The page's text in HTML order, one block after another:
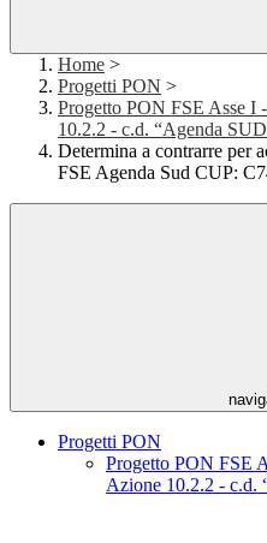
Home >
Progetti PON >
Progetto PON FSE Asse
10.2.2 - c.d. “Agenda
Determina a contrarre per
FSE Agenda Sud CUP:
Progetti PON
Progetto PON FSE
Azione 10.2.2 - c.d.